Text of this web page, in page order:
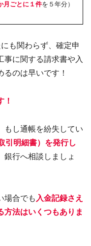
月ごとに１件を５年分）
も関わらず、確定申
事に関する請求書や入
のは早いです！
！
もし通帳を紛失してい
引明細書）を発行し
銀行へ相談しましょ
場合でも 入金記録さえ
方法はいくつもありま